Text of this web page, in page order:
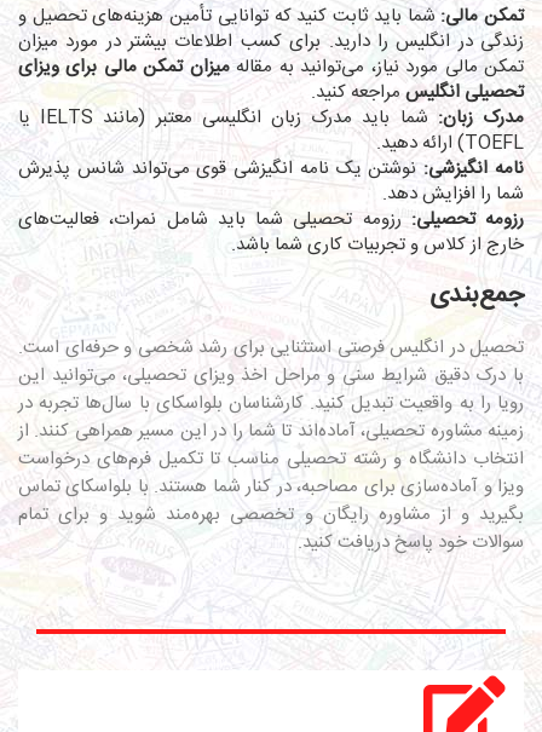
تمکن مالی:شما باید ثابت کنید که توانایی تأمین هزینه‌های تحصیل و
زندگی در انگلیس را دارید. برای کسب اطلاعات بیشتر در مورد میزان
تمکن مالی مورد نیاز، می‌توانید به مقالهمیزان تمکن مالی برای ویزای
تحصیلی انگلیس مراجعه کنید.
مدرک زبان:
شما باید مدرک زبان انگلیسی معتبر (مانند IELTS یا
TOEFL) ارائه دهید.
نامه انگیزشی:نوشتن یک نامه انگیزشی قوی می‌تواند شانس پذیرش
شما را افزایش دهد.
رزومه تحصیلی:رزومه تحصیلی شما باید شامل نمرات، فعالیت‌های
خارج از کلاس و تجربیات کاری شما باشد.
جمع‌بندی
تحصیل در انگلیس فرصتی استثنایی برای رشد شخصی و حرفه‌ای است.
با درک دقیق شرایط سنی و مراحل اخذ ویزای تحصیلی، می‌توانید این
رویا را به واقعیت تبدیل کنید. کارشناسان بلواسکای با سال‌ها تجربه در
زمینه مشاوره تحصیلی، آماده‌اند تا شما را در این مسیر همراهی کنند. از
انتخاب دانشگاه و رشته تحصیلی مناسب تا تکمیل فرم‌های درخواست
ویزا و آماده‌سازی برای مصاحبه، در کنار شما هستند. با بلواسکای تماس
بگیرید و از مشاوره رایگان و تخصصی بهره‌مند شوید و برای تمام
سوالات خود پاسخ دریافت کنید.